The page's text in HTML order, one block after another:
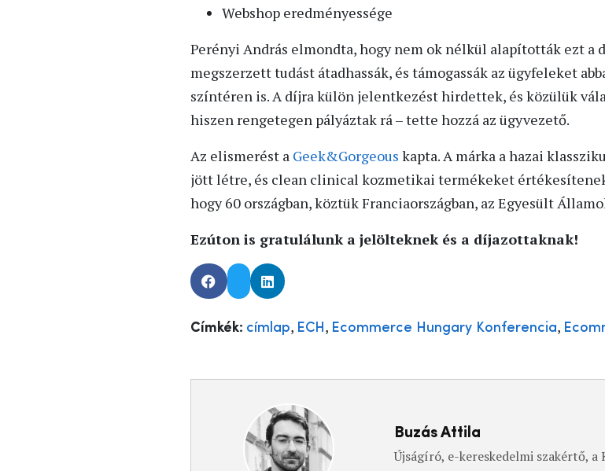
Webshop eredményessége
Perényi András elmondta, hogy nem ok nélkül alapították ezt
megszerzett tudást átadhassák, és támogassák az ügyfeleket
színtéren is. A díjra külön jelentkezést hirdettek, és közülük
hiszen rengetegen pályáztak rá – tette hozzá az ügyvezető.
Az elismerést a Geek&Gorgeous kapta. A márka a hazai
jött létre, és clean clinical kozmetikai termékeket
hogy 60 országban, köztük Franciaországban, az Egyesült
Ezúton is gratulálunk a jelölteknek és a díjazottaknak!
Címkék: címlap, ECH , Ecommerce Hungary Konferencia,
Buzás Attila
Újságíró, e-kereskedelmi szakértő,